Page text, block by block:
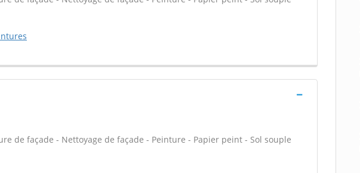
de façade - Nettoyage de façade - Peinture - Papier peint - Sol souple